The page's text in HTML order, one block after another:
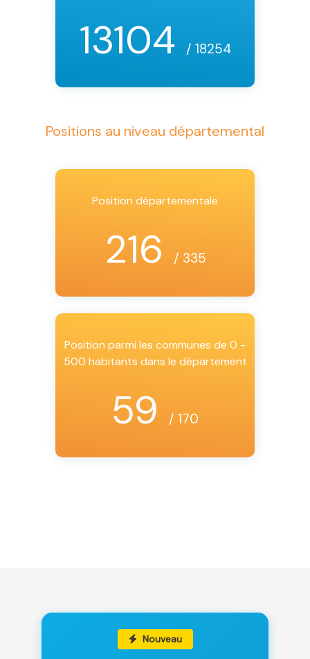
13104 / 18254
Positions au niveau départemental
Position départementale
216 / 335
Position parmi les communes de 0 -
500 habitants dans le département
59 / 170
Nouveau